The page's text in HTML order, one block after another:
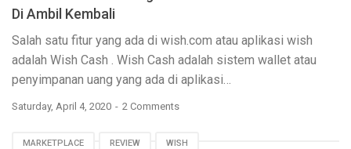
Di Ambil Kembali
Salah satu fitur yang ada di wish.com atau aplikasi wish
adalah Wish Cash . Wish Cash adalah sistem wallet atau
penyimpanan uang yang ada di aplikasi…
Saturday, April 4, 2020 2 Comments
MARKETPLACE REVIEW WISH